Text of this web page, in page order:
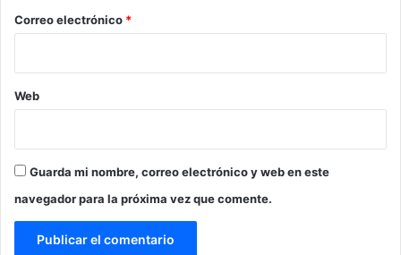
*
Correo electrónico *
Web
Guarda mi nombre, correo electrónico y web en este
navegador para la próxima vez que comente.